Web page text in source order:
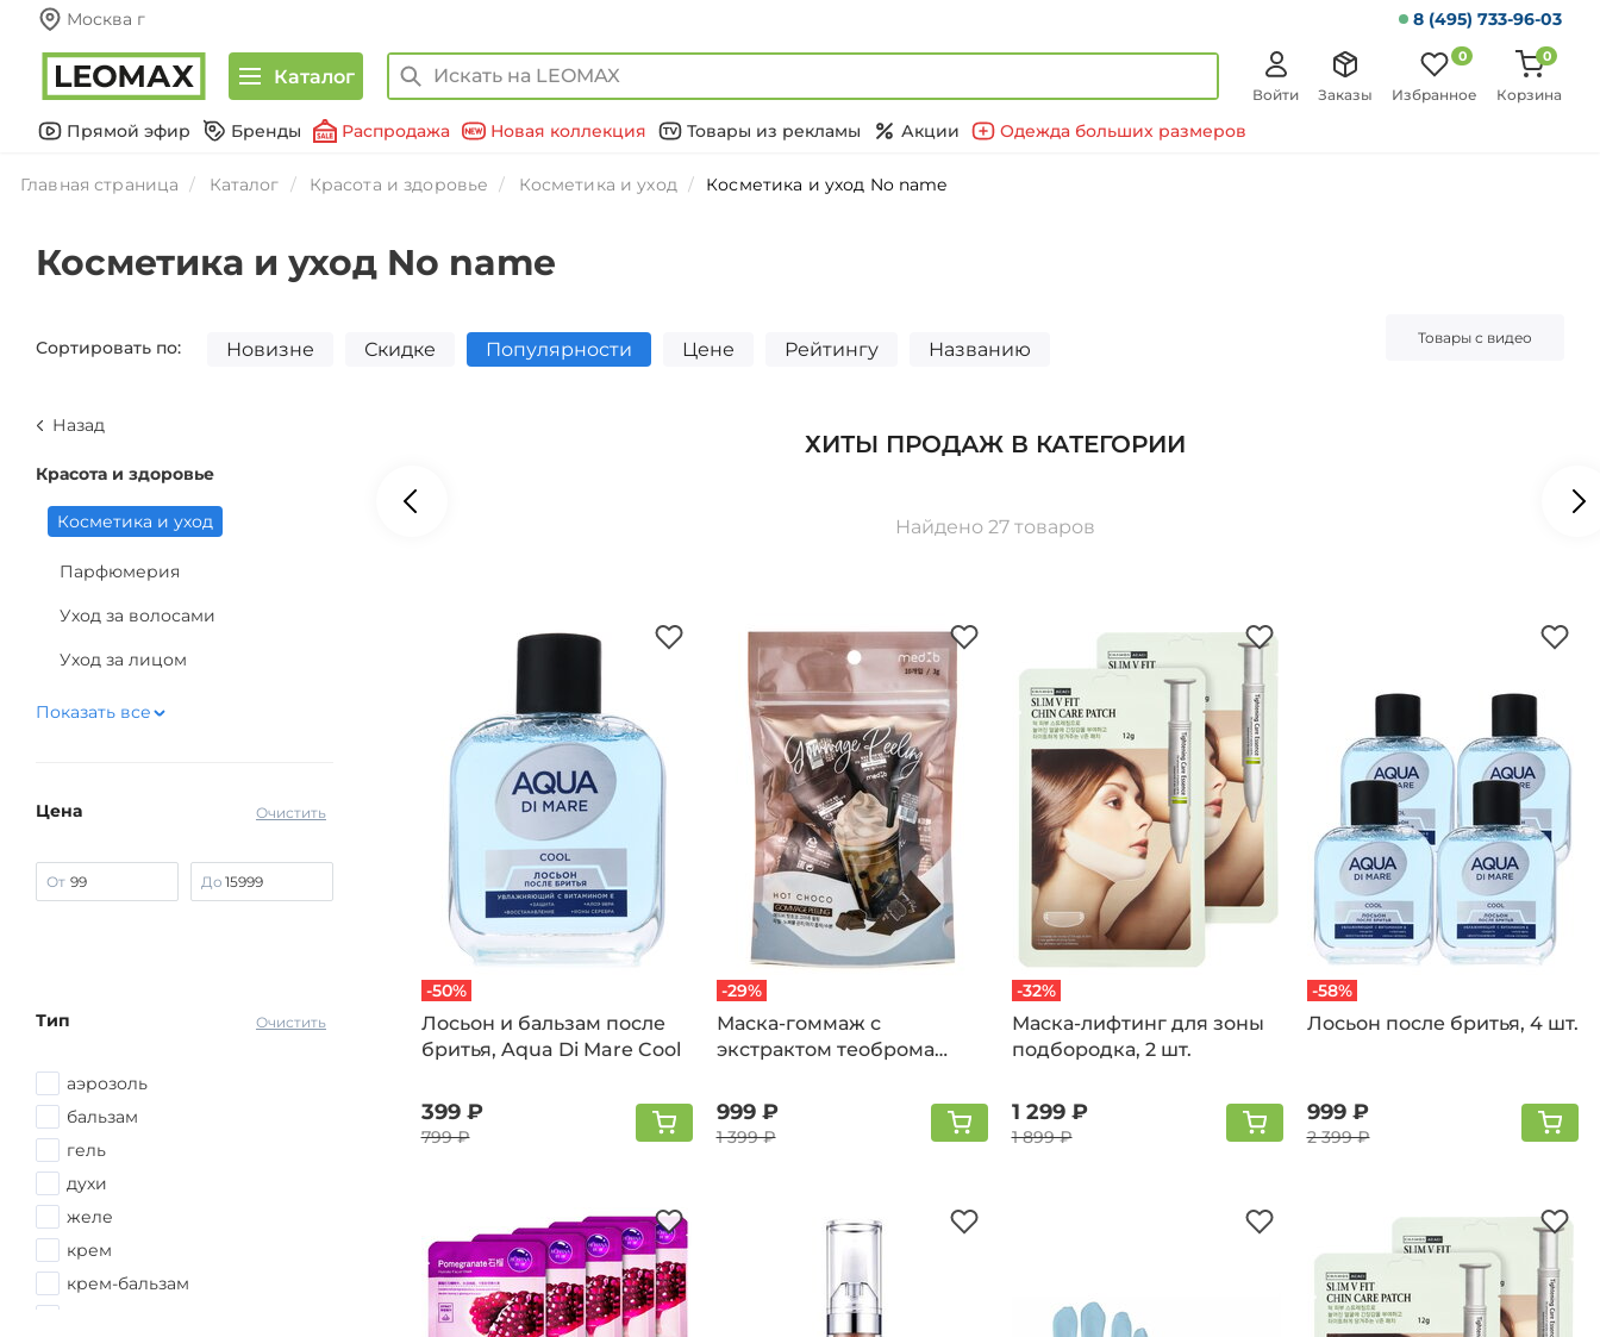
Москва г 8 (495) 733-96-03
Каталог
Войти Заказы Избранное
0
Корзина
0
Прямой эфир Бренды Распродажа Новая коллекция Товары из рекламы Акции Одежда больших размеров
Главная страница Каталог Красота и здоровье Косметика и уход Косметика и уход No name
Косметика и уход No name
Сортировать по: Новизне Скидке Популярности Цене Рейтингу Названию
Товары с видео
Назад
Красота и здоровье
Косметика и уход
Парфюмерия
Уход за волосами
Уход за лицом
Показать все
Очистить
Цена
От До
Очистить
Тип
аэрозоль
бальзам
гель
духи
желе
крем
крем-бальзам
ХИТЫ ПРОДАЖ В КАТЕГОРИИ
Найдено 27 товаров
-50%
Лосьон и бальзам после
бритья, Aqua Di Mare Cool
399 ₽
799 ₽
-29%
Маска-гоммаж с
экстрактом теоброма
999 ₽
1 399 ₽
-32%
Маска-лифтинг для зоны
подбородка, 2 шт.
1 299 ₽
1 899 ₽
-58%
Лосьон после бритья, 4 шт.
999 ₽
2 399 ₽